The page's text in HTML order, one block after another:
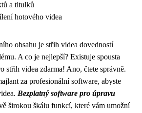
a titulků
hotového videa
obsahu je střih videa dovedností
A co je nejlepší? Existuje spousta
střih videa zdarma! Ano, čtete správně.
za profesionální software, abyste
Bezplatný software pro úpravu
širokou škálu funkcí, které vám umožní